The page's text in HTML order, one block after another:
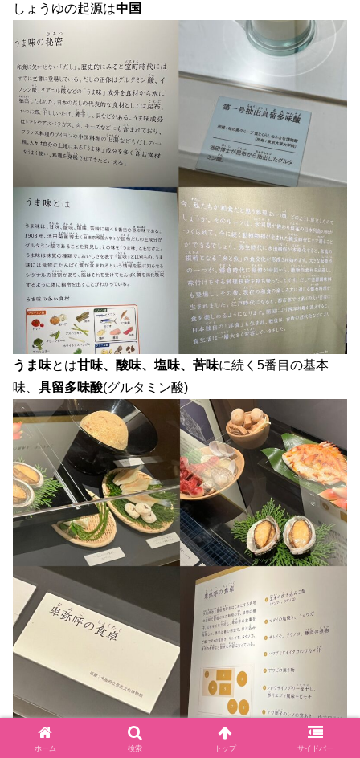
しょうゆの起源は中国
うま味とは甘味、酸味、塩味、苦味に続く5番目の基本
味、 具留多味酸(グルタミン酸)
卑弥呼の食卓 周りの観客が口々に「 今でも贅沢 」と言
ホーム 検索 トップ サイドバー